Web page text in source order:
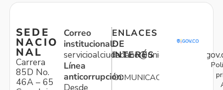
SEDE
NACIO
NAL
Carrera
85D No.
46A – 65
Correo
institucional:
Línea
anticorrupción:
ENLACES
DE
INTERÉS
COMUNICACIONES